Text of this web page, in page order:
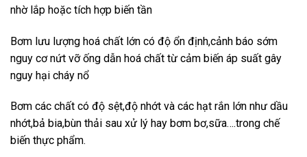
nhờ lắp hoặc tích hợp biến tần
Bơm lưu lượng hoá chất lớn có độ ổn định,cảnh báo sớm
nguy cơ nứt vỡ ống dẫn hoá chất từ cảm biến áp suất gây
nguy hại cháy nổ
Bơm các chất có độ sệt,độ nhớt và các hạt rắn lớn như dầu
nhớt,bả bia,bùn thải sau xử lý hay bơm bơ,sữa….trong chế
biến thực phẩm.